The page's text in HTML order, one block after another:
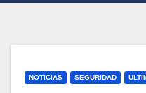
NOTICIAS SEGURIDAD